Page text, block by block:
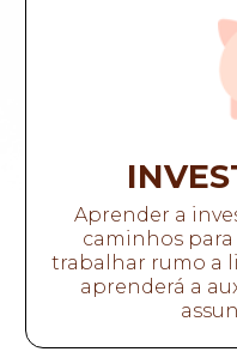
Aprender a
caminhos
trabalhar rumo a
aprenderá a